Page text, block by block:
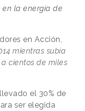
en la energía de
en Acción,
mientras subía
cientos de miles
el 30% de
ser elegida